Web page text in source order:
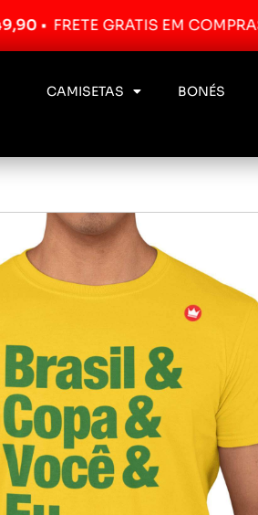
FRETE GRÁTIS EM COMPRAS
CAMISETAS BONÉS